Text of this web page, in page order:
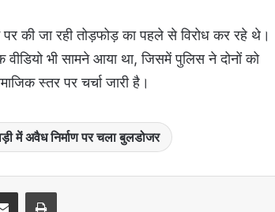
की जा रही तोड़फोड़ का पहले से विरोध कर रहे थे।
भी सामने आया था, जिसमें पुलिस ने दोनों को
स्तर पर चर्चा जारी है।
में अवैध निर्माण पर चला बुलडोजर